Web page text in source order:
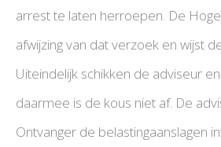
arrest te laten herroepen. De
afwijzing van dat verzoek en wijst
Uiteindelijk schikken de adviseur
daarmee is de kous niet af. De
Ontvanger de belastingaanslagen